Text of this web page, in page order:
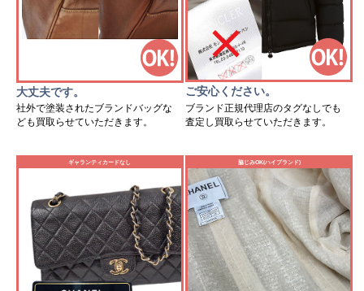
大丈夫です。
社外で塗装されたブランドバッグな
ども買取らせていただきます。
ご安心ください。
ブランド正規代理店のタグなしでも
査定し買取らせていただきます。
ギャランティカードなし 脇じみOK(ハイブランド)